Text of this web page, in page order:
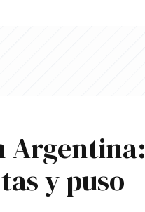
Argentina:
y puso